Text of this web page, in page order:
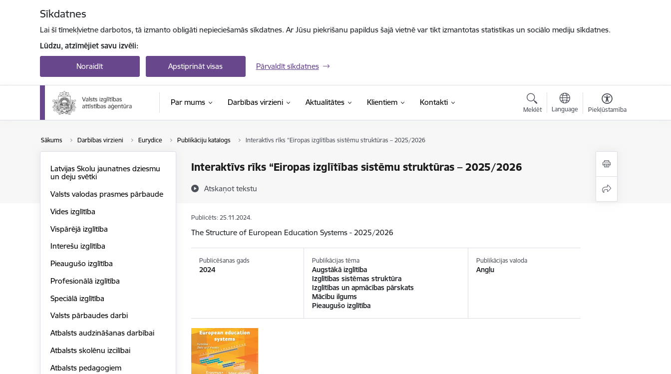
Sīkdatnes
Lai šī tīmekļvietne darbotos, tā izmanto obligāti nepieciešamās sīkdatnes. Ar Jūsu piekrišanu papildus šajā vietnē var tikt izmantotas statistikas un sociālo mediju sīkdatnes.
Lūdzu, atzīmējiet savu izvēli:
Noraidīt Apstiprināt visas Pārvaldīt sīkdatnes
Par mums Darbības virzieni Aktualitātes Klientiem Kontakti
Meklēt Language Piekļūstamība
Sākums Darbības virzieni Eurydice Publikāciju katalogs Interaktīvs rīks “Eiropas izglītības sistēmu struktūras – 2025/2026
Interaktīvs rīks “Eiropas izglītības sistēmu struktūras – 2025/2026
Atskaņot tekstu
Latvijas Skolu jaunatnes dziesmu
un deju svētki
Valsts valodas prasmes pārbaude
Vides izglītība
Vispārējā izglītība
Interešu izglītība
Pieaugušo izglītība
Profesionālā izglītība
Speciālā izglītība
Valsts pārbaudes darbi
Atbalsts audzināšanas darbībai
Atbalsts skolēnu izcilībai
Atbalsts pedagogiem
Publicēts: 25.11.2024.
The Structure of European Education Systems - 2025/2026
Publicēšanas gads
2024
Publikācijas tēma
Augstākā izglītība
Izglītības sistēmas struktūra
Izglītības un apmācības pārskats
Mācību ilgums
Pieaugušo izglītība
Publikācijas valoda
Angļu